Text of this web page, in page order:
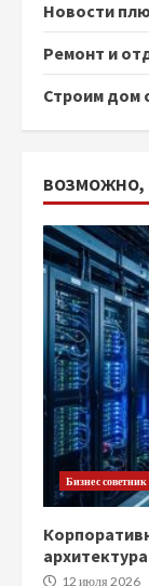
Новости
Ремонт и
Строим дом
ВОЗМОЖНО,
Бизнес советник
12 июля 2026